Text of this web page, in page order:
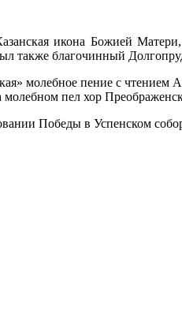
икона Божией
также благочинный
молебное пение с чтением
пел хор